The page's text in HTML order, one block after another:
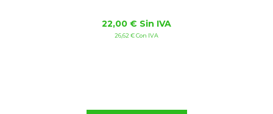
22,00 € Sin IVA
26,62 € Con IVA